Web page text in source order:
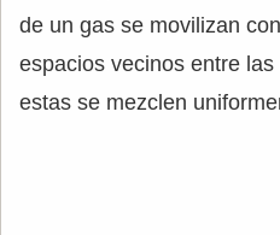
de un gas se movilizan
espacios vecinos entre
estas se mezclen